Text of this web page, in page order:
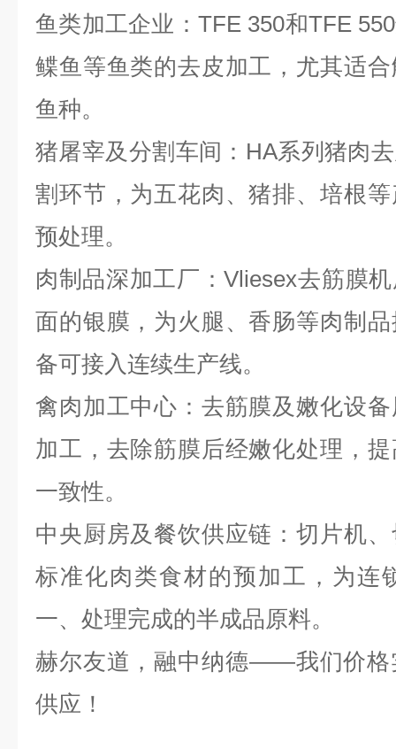
鱼类加工企业： TFE 350和TFE 550
鲽鱼等鱼类的去皮加工，尤其适
鱼种。
猪屠宰及分割车间： HA系列猪肉
割环节，为五花肉、猪排、培根
预处理。
肉制品深加工厂：Vliesex去筋膜
面的银膜，为火腿、香肠等肉制
备可接入连续生产线。
禽肉加工中心：去筋膜及嫩化设
加工，去除筋膜后经嫩化处理，
一致性。
中央厨房及餐饮供应链：切片机
标准化肉类食材的预加工，为连
一、处理完成的半成品原料。
赫尔友道，融中纳德——我们价格
供应！